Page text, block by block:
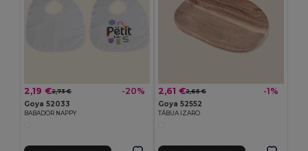
2,19 €2,73 € -20%
Goya 52033
BABADOR NAPPY
2,61 €2,65 € -1%
Goya 52552
TÁBUA IZARO